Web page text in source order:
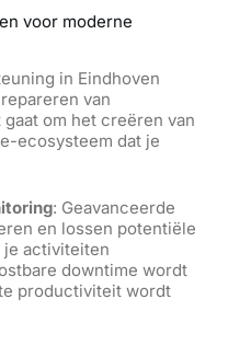
voor moderne
in Eindhoven
van
om het creëren van
ecosysteem dat je
: Geavanceerde
en lossen potentiële
je activiteiten
downtime wordt
productiviteit wordt